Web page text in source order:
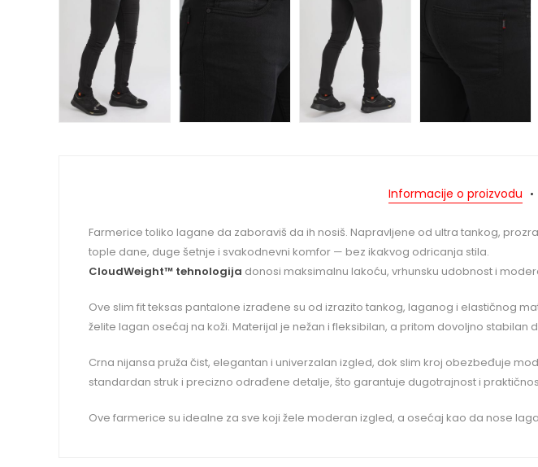
Informacije o proizvodu
Farmerice toliko lagane da zaboraviš da ih nosiš. Napravljene od ultra tankog,
tople dane, duge šetnje i svakodnevni komfor — bez ikakvog odricanja stila.
CloudWeight™ tehnologija donosi maksimalnu lakoću, vrhunsku udobnost i
Ove slim fit teksas pantalone izrađene su od izrazito tankog, laganog i elastičnog
želite lagan osećaj na koži. Materijal je nežan i fleksibilan, a pritom dovoljno stabilan
Crna nijansa pruža čist, elegantan i univerzalan izgled, dok slim kroj obezbeđuje
standardan struk i precizno odrađene detalje, što garantuje dugotrajnost i
Ove farmerice su idealne za sve koji žele moderan izgled, a osećaj kao da nose